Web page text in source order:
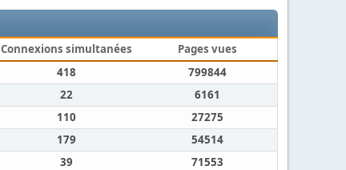
Connexions simultanées
Pages vues
418
799844
22
6161
110
27275
179
54514
39
71553